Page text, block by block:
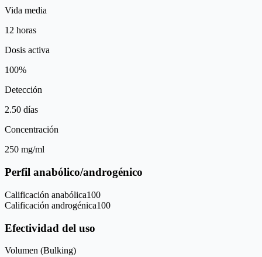
Vida media
12 horas
Dosis activa
100%
Detección
2.50 días
Concentración
250 mg/ml
Perfil anabólico/androgénico
Calificación anabólica100
Calificación androgénica100
Efectividad del uso
Volumen (Bulking)